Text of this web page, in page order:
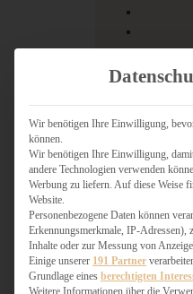
Wir benötigen Ihre Einwilligung,
können.
Wir benötigen Ihre Einwilligung,
andere Technologien verwenden
Werbung zu liefern. Auf diese Weise
Website.
Personenbezogene Daten können
Erkennungsmerkmale, IP-Adressen),
Inhalte oder zur Messung von
Einige unserer 191 Partner
Grundlage eines berechtigten
Weitere Informationen über die